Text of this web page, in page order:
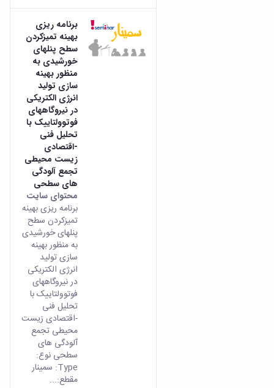
برنامه ریزی
بهینه تمیزکردن
سطح پنلهای
خورشیدی به
منظور بهینه
سازی تولید
انرژی الکتریکی
در نیروگاههای
فوتوولتاییک با
تحلیل فنی
-اقتصادی
زیست محیطی
تجمع آلودگی
های سطحی
محتوای سایت
برنامه ریزی بهینه
تمیزکردن سطح
پنلهای خورشیدی
به منظور بهینه
سازی تولید
انرژی الکتریکی
در نیروگاههای
فوتوولتاییک با
تحلیل فنی
-اقتصادی زیست
محیطی تجمع
آلودگی های
سطحی نوع:
Type: سمینار
مقطع:...